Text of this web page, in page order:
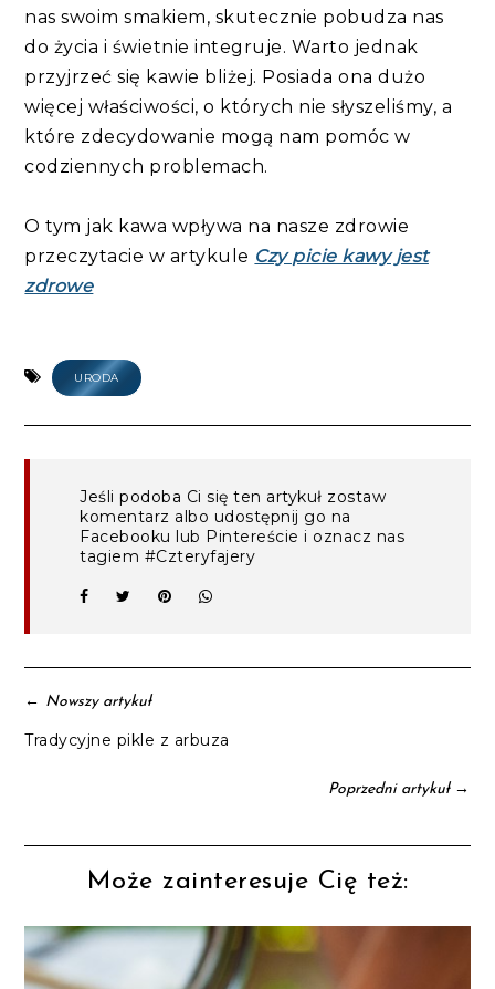
nas swoim smakiem, skutecznie pobudza nas
do życia i świetnie integruje. Warto jednak
przyjrzeć się kawie bliżej. Posiada ona dużo
więcej właściwości, o których nie słyszeliśmy, a
które zdecydowanie mogą nam pomóc w
codziennych problemach.
O tym jak kawa wpływa na nasze zdrowie
przeczytacie w artykule Czy picie kawy jest
zdrowe
URODA
Jeśli podoba Ci się ten artykuł zostaw
komentarz albo udostępnij go na
Facebooku lub Pintereście i oznacz nas
tagiem #Czteryfajery
← Nowszy artykuł
Tradycyjne pikle z arbuza
Poprzedni artykuł→
Może zainteresuje Cię też: